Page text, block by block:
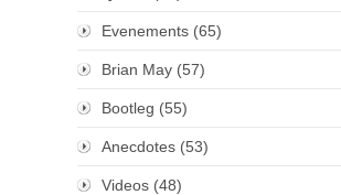
Evenements (65)
Brian May (57)
Bootleg (55)
Anecdotes (53)
Videos (48)